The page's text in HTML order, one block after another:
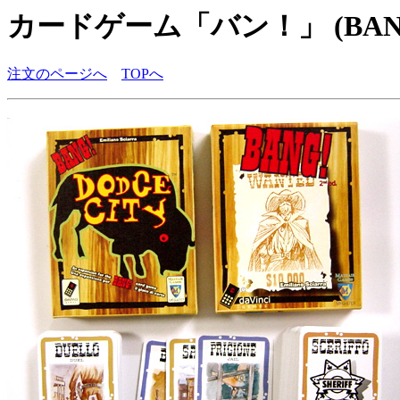
カードゲーム「バン！」
注文のページへ TOPへ